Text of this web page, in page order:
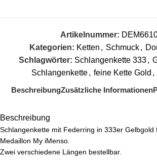
Artikelnummer:
Kategorien: Ketten , Schmuck ,
Schlagwörter: Schlangenkette 333,
Schlangenkette, feine Kette Gold ,
BeschreibungZusätzliche Informationen
Beschreibung
Schlangenkette mit Federring in 333er Gelbgold
Medaillon My iMenso.
Zwei verschiedene Längen bestellbar.